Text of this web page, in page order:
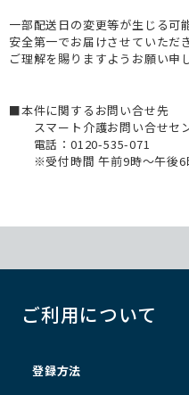
一部配送日の変更等が生じる可
安全第一でお届けさせていただ
ご理解を賜りますようお願い申
■本件に関するお問い合せ先
スマート介護お問い合せセ
電話：0120-535-071
※受付時間 午前9時～午後6
ご利用について
登録方法